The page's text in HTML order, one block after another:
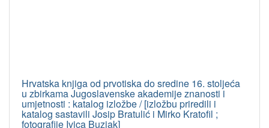
Hrvatska knjiga od prvotiska do sredine 16. stoljeća
u zbirkama Jugoslavenske akademije znanosti i
umjetnosti : katalog izložbe / [izložbu priredili i
katalog sastavili Josip Bratulić i Mirko Kratofil ;
fotografije Ivica Buzjak]